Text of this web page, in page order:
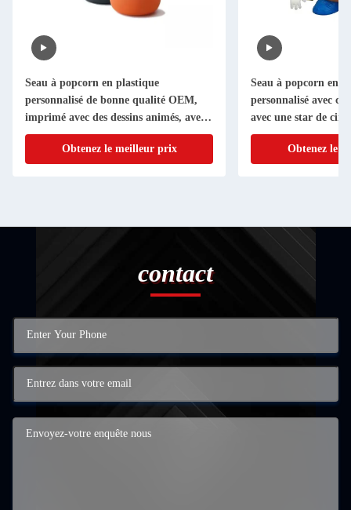
Seau à popcorn en plastique
personnalisé de bonne qualité OEM,
imprimé avec des dessins animés, avec
couvercle pour la promotion
Obtenez le meilleur prix
Seau à popcorn en
personnalisé avec
avec une star de
Obtenez le
contact